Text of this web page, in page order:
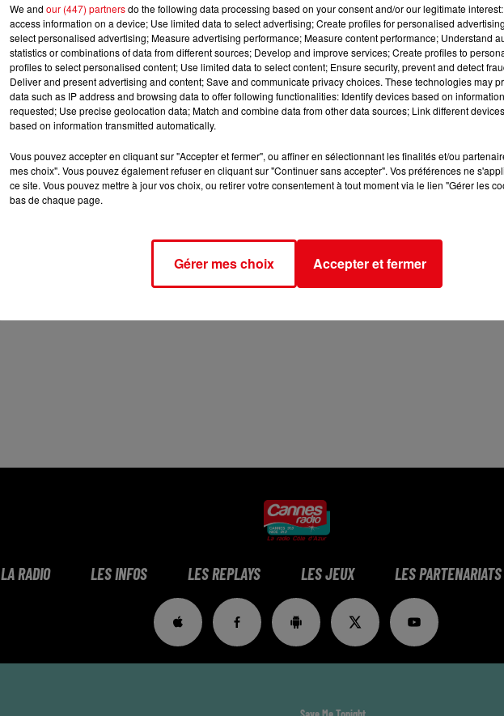
LA RADIO LES INFOS LES REPLAYS LES JEUX LES PARTENARIATS
We and our (447) partnersdo the following data processing based on your consent and/or our legitimate
access information on a device; Use limited data to select advertising; Create profiles for personalised
select personalised advertising; Measure advertising performance; Measure content performance; Understand
statistics or combinations of data from different sources; Develop and improve services; Create profiles to
profiles to select personalised content; Use limited data to select content; Ensure security, prevent and detect
Deliver and present advertising and content; Save and communicate privacy choices. These technologies may
data such as IP address and browsing data to offer following functionalities: Identify devices based on
requested; Use precise geolocation data; Match and combine data from other data sources; Link different
based on information transmitted automatically.
Vous pouvez accepter en cliquant sur "Accepter et fermer", ou affiner en sélectionnant les finalités et/ou
mes choix". Vous pouvez également refuser en cliquant sur "Continuer sans accepter". Vos préférences ne
ce site. Vous pouvez mettre à jour vos choix, ou retirer votre consentement à tout moment via le lien "Gérer les
bas de chaque page.
Gérer mes choix Accepter et fermer